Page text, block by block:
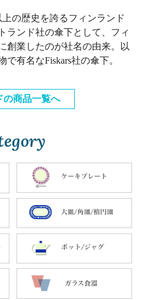
の歴史を誇るフィンランド
ランド社の傘下として、フィ
創業したのが社名の由来。以
有名なFiskars社の傘下。
の商品一覧へ